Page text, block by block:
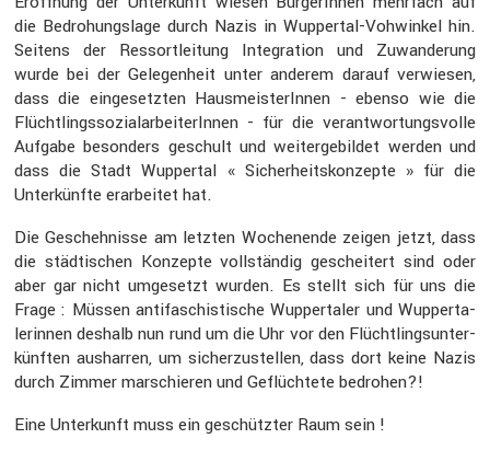
die Bedro­hungs­lage durch Nazis in Wuppertal-Vohwinkel hin.
Seitens der Ressort­lei­tung Integra­tion und Zuwan­de­rung
wurde bei der Gelegen­heit unter anderem darauf verwiesen,
dass die einge­setzten Hausmeis­te­rInnen - ebenso wie die
Flücht­lings­so­zi­al­ar­bei­te­rInnen - für die verant­wor­tungs­volle
Aufgabe beson­ders geschult und weiter­ge­bildet werden und
dass die Stadt Wuppertal « Sicher­heits­kon­zepte » für die
Unter­künfte erarbeitet hat.
Die Gescheh­nisse am letzten Wochen­ende zeigen jetzt, dass
die städti­schen Konzepte vollständig geschei­tert sind oder
aber gar nicht umgesetzt wurden. Es stellt sich für uns die
Frage : Müssen antifa­schis­ti­sche Wupper­taler und Wupper­ta­
le­rinnen deshalb nun rund um die Uhr vor den Flücht­lings­un­ter­
künften ausharren, um sicher­zu­stellen, dass dort keine Nazis
durch Zimmer marschieren und Geflüch­tete bedrohen?!
Eine Unter­kunft muss ein geschützter Raum sein !